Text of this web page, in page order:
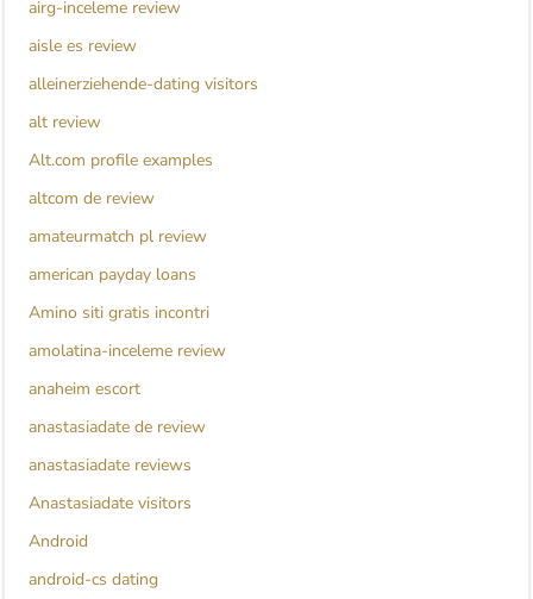
airg-inceleme review
aisle es review
alleinerziehende-dating visitors
alt review
Alt.com profile examples
altcom de review
amateurmatch pl review
american payday loans
Amino siti gratis incontri
amolatina-inceleme review
anaheim escort
anastasiadate de review
anastasiadate reviews
Anastasiadate visitors
Android
android-cs dating